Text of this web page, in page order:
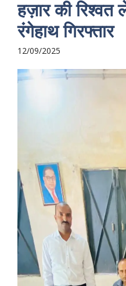
हज़ार की
रंगेहाथ गिरफ्तार
12/09/2025